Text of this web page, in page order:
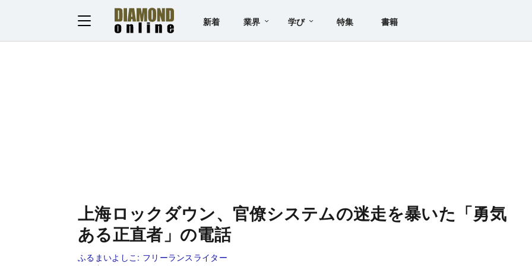
新着 業界 学び 特集 書籍
上海ロックダウン、官僚システムの迷走を暴いた「勇気
ある正直者」の電話
ふるまいよしこ: フリーランスライター